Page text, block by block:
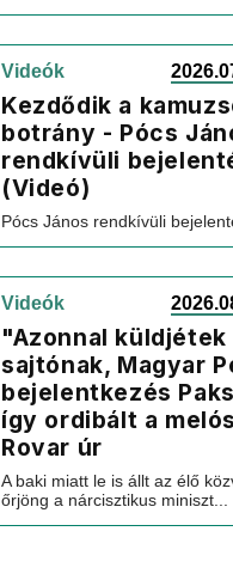
Videók
Kezdődik a
botrány - Pócs
rendkívüli
(Videó)
Pócs János rendkívüli
Videók
"Azonnal küldjétek
sajtónak, Magyar
bejelentkezés
így ordibált a
Rovar úr
A baki miatt le is állt az élő
őrjöng a nárcisztikus miniszt...